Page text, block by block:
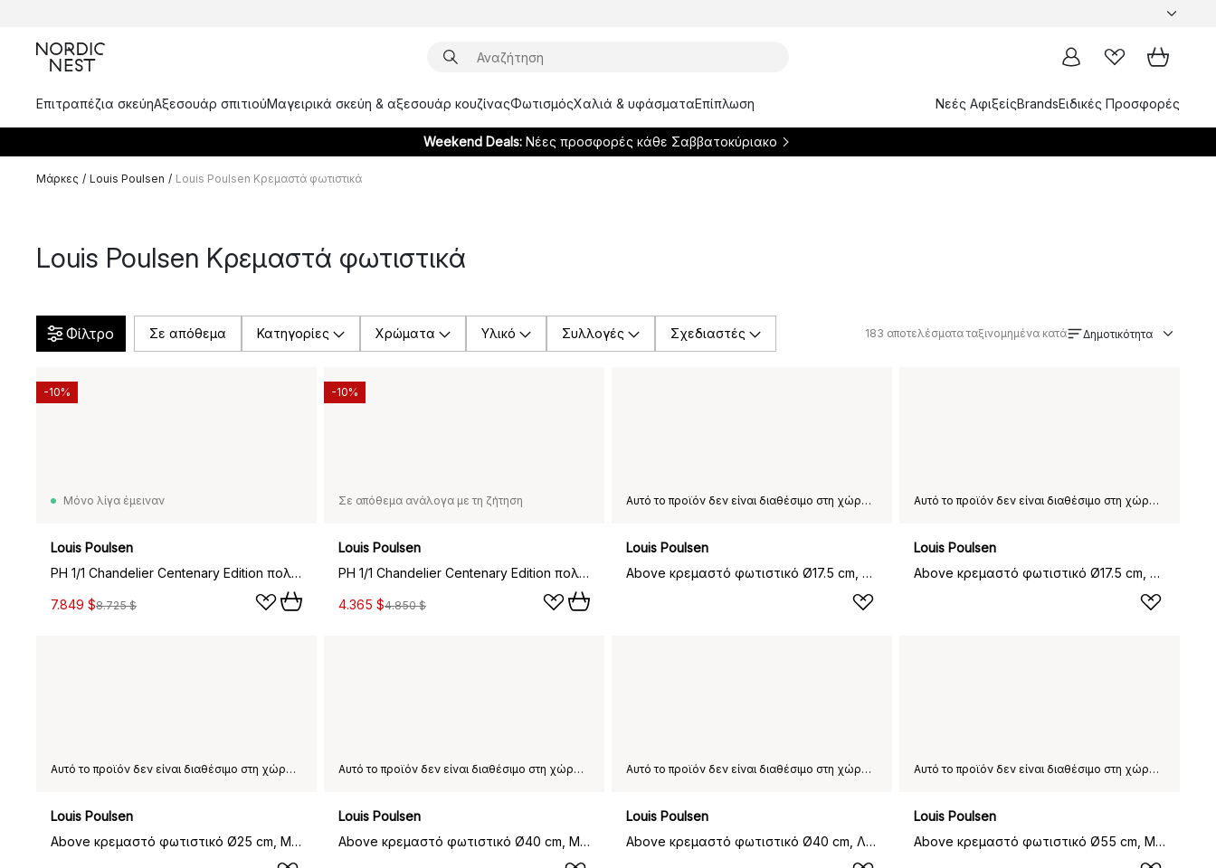
Επιτραπέζια σκεύηΑξεσουάρ σπιτιούΜαγειρικά σκεύη & αξεσουάρ κουζίναςΦωτισμόςΧαλιά & υφάσματαΕπίπλωση Νεές ΑφιξείςBrandsΕιδικές Προσφορές
Weekend Deals: Νέες προσφορές κάθε Σαββατοκύριακο
Μάρκες / Louis Poulsen / Louis Poulsen Κρεμαστά φωτιστικά
Louis Poulsen Κρεμαστά φωτιστικά
Φίλτρο Σε απόθεμα Κατηγορίες Χρώματα Υλικό Συλλογές Σχεδιαστές 183 αποτελέσματα ταξινομημένα κατά Δημοτικότητα
Μόνο λίγα έμειναν
Louis Poulsen
PH 1/1 Chandelier Centenary Edition πολυέλαιος, Brass-dusty terracotta, 6 βραχίονες
7.849 $8.725 $
-10%
Σε απόθεμα ανάλογα με τη ζήτηση
Louis Poulsen
PH 1/1 Chandelier Centenary Edition πολυέλαιος, Brass-dusty terracotta, 3 βραχίονες
4.365 $4.850 $
-10%
Αυτό το προϊόν δεν είναι διαθέσιμο στη χώρα παράδοσης που έχετε επιλέξει.
Louis Poulsen
Above κρεμαστό φωτιστικό Ø17.5 cm, Μαύρο
Αυτό το προϊόν δεν είναι διαθέσιμο στη χώρα παράδοσης που έχετε επιλέξει.
Louis Poulsen
Above κρεμαστό φωτιστικό Ø17.5 cm, Λευκό
Αυτό το προϊόν δεν είναι διαθέσιμο στη χώρα παράδοσης που έχετε επιλέξει.
Louis Poulsen
Above κρεμαστό φωτιστικό Ø25 cm, Μαύρο
Αυτό το προϊόν δεν είναι διαθέσιμο στη χώρα παράδοσης που έχετε επιλέξει.
Louis Poulsen
Above κρεμαστό φωτιστικό Ø40 cm, Μαύρο
Αυτό το προϊόν δεν είναι διαθέσιμο στη χώρα παράδοσης που έχετε επιλέξει.
Louis Poulsen
Above κρεμαστό φωτιστικό Ø40 cm, Λευκό
Αυτό το προϊόν δεν είναι διαθέσιμο στη χώρα παράδοσης που έχετε επιλέξει.
Louis Poulsen
Above κρεμαστό φωτιστικό Ø55 cm, Μαύρο